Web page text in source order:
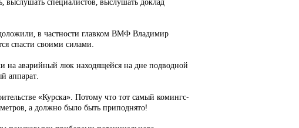
в частности главком ВМФ Владимир
спасти своими силами.
на аварийный люк находящейся на дне подводной
аппарат.
«Курска». Потому что тот самый комингс-
а должно было быть приподнято!